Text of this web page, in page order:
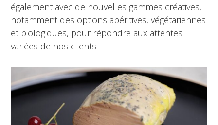
également avec de nouvelles gammes créatives,
notamment des options apéritives, végétariennes
et biologiques, pour répondre aux attentes
variées de nos clients.